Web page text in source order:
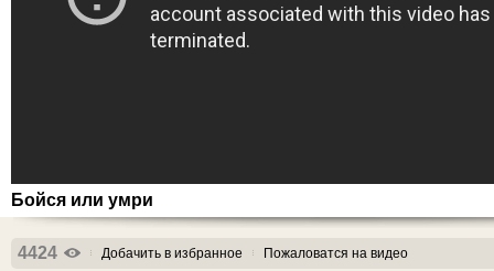
Бойся или умри
4424 Добачить в избранное Пожаловатся на видео